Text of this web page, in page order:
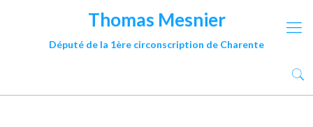
Thomas Mesnier
Député de la 1ère circonscription de Charente